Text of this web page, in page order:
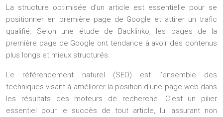
La structure optimisée d’un article est essentielle pour se
positionner en première page de Google et attirer un trafic
qualifié. Selon une étude de Backlinko, les pages de la
première page de Google ont tendance à avoir des contenus
plus longs et mieux structurés.
Le référencement naturel (SEO) est l’ensemble des
techniques visant à améliorer la position d’une page web dans
les résultats des moteurs de recherche. C’est un pilier
essentiel pour le succès de tout article, lui assurant non